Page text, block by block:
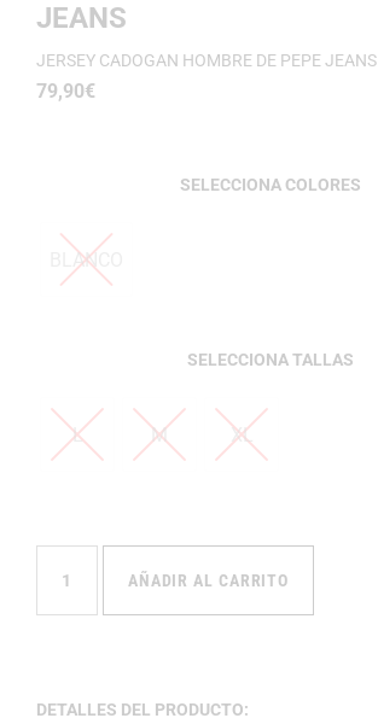
JEANS
JERSEY CADOGAN HOMBRE DE PEPE JEANS
79,90€
COLORES
BLANCO
TALLAS
L M XL
AÑADIR AL CARRITO
DETALLES DEL PRODUCTO: